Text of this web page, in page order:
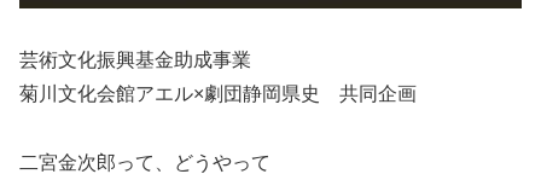
芸術文化振興基金助成事業
菊川文化会館アエル×劇団静岡県史 共同企画
二宮金次郎って、どうやって